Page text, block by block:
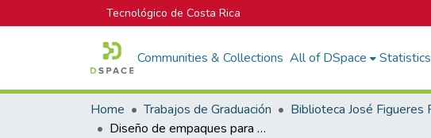
Tecnológico de Costa Rica
Communities & Collections All of DSpace Statistics
Home Trabajos de Graduación
Diseño de empaques para flores y follajes de exportación - empresa Orocosta.